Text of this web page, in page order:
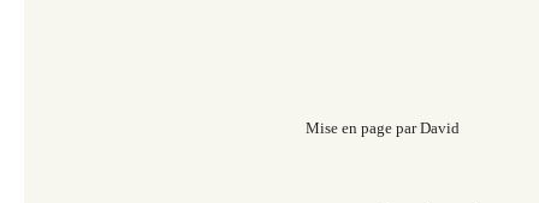
Mise en page par David